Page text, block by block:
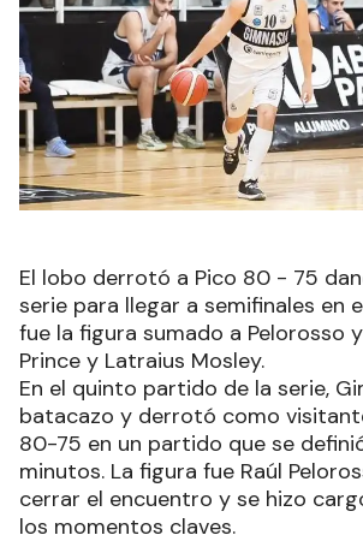
El lobo derrotó a Pico 80 - 75
serie para llegar a semifinales en
fue la figura sumado a Pelorosso
Prince y Latraius Mosley.
En el quinto partido de la serie,
batacazo y derrotó como
80-75 en un partido que se
minutos. La figura fue Raúl
cerrar el encuentro y se hizo
los momentos claves.